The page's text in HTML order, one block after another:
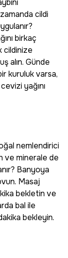
cildi
birkaç
cildinize
alın. Günde
kuruluk varsa,
yağını
nemlendirici
ve minerale de
Banyoya
Masaj
bekletin ve
bal ile
bekleyin.